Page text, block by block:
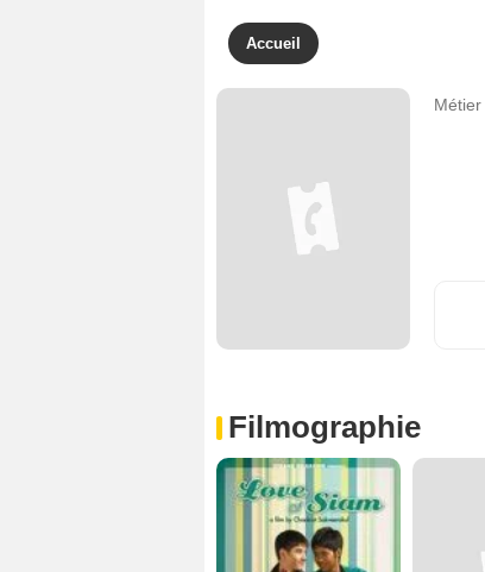
Accueil
Métier
Filmographie